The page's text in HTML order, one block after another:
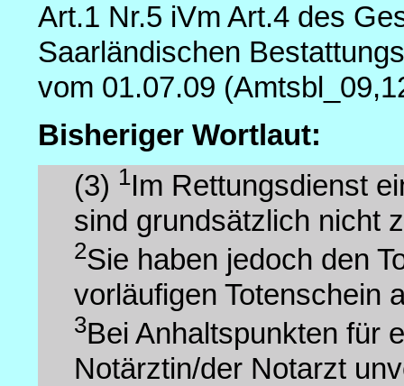
Art.1 Nr.5 iVm Art.4 des
Saarländischen
vom 01.07.09
Bisheriger Wortlaut:
(3) 1Im Rettungsdienst
sind grundsätzlich nicht
2Sie haben jedoch den
vorläufigen Totenschein
3Bei Anhaltspunkten für
Notärztin/der Notarzt